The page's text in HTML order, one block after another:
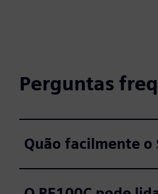
Perguntas
Quão facilmente o